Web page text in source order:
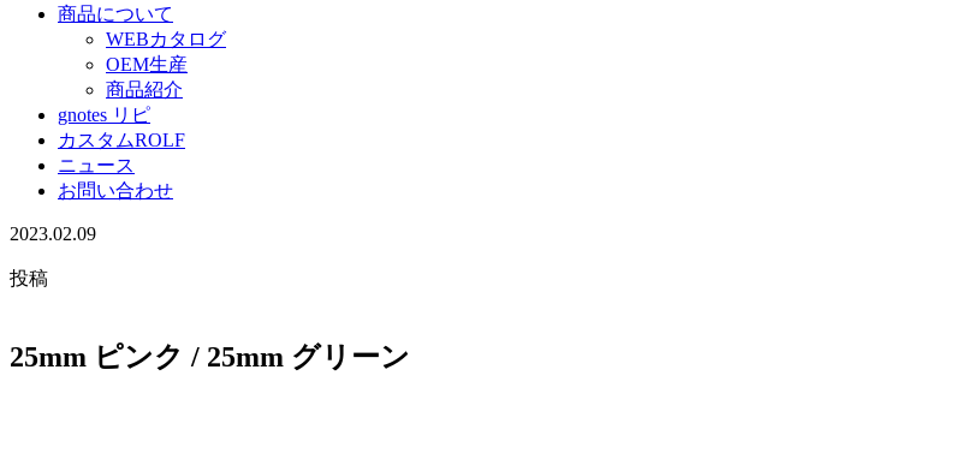
商品について
WEBカタログ
OEM生産
商品紹介
gnotes リピ
カスタムROLF
ニュース
お問い合わせ
2023.02.09
投稿
25mm ピンク / 25mm グリーン